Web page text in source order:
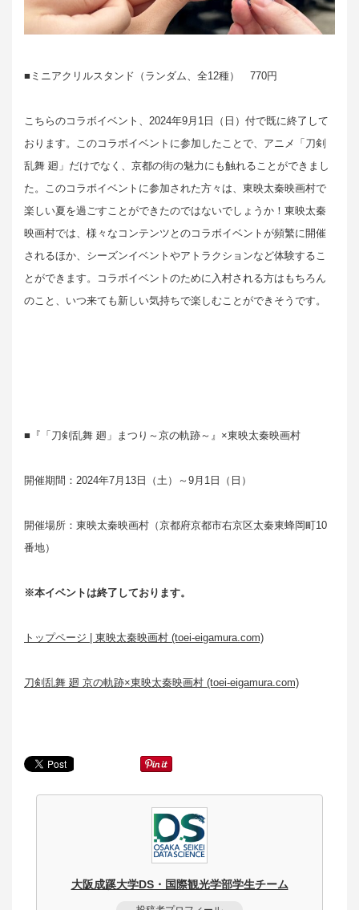
■ミニアクリルスタンド（ランダム、全12種） 770円
こちらのコラボイベント、2024年9月1日（日）付で既に終了して
おります。このコラボイベントに参加したことで、アニメ「刀剣
乱舞 廻」だけでなく、京都の街の魅力にも触れることができまし
た。このコラボイベントに参加された方々は、東映太秦映画村で
楽しい夏を過ごすことができたのではないでしょうか！東映太秦
映画村では、様々なコンテンツとのコラボイベントが頻繁に開催
されるほか、シーズンイベントやアトラクションなど体験するこ
とができます。コラボイベントのために入村される方はもちろん
のこと、いつ来ても新しい気持ちで楽しむことができそうです。
■『「刀剣乱舞 廻」まつり～京の軌跡～』×東映太秦映画村
開催期間：2024年7月13日（土）～9月1日（日）
開催場所：東映太秦映画村（京都府京都市右京区太秦東蜂岡町10
番地）
※本イベントは終了しております。
トップページ | 東映太秦映画村 (toei-eigamura.com)
刀剣乱舞 廻 京の軌跡×東映太秦映画村 (toei-eigamura.com)
大阪成蹊大学DS・国際観光学部学生チーム